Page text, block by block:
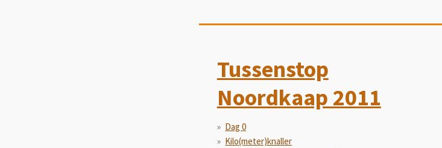
Tussenstop
Noordkaap 2011
Dag 0
Kilo(meter)knaller